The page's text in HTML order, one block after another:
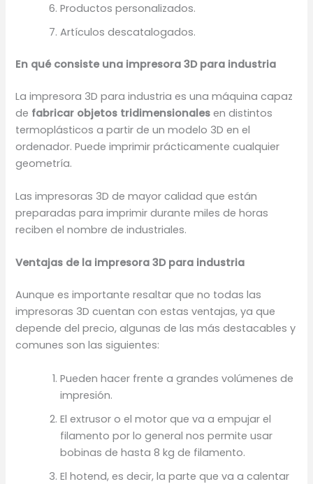
Productos personalizados.
Artículos descatalogados.
En qué consiste una impresora 3D para industria
La impresora 3D para industria es una máquina capaz
de fabricar objetos tridimensionalesen distintos
termoplásticos a partir de un modelo 3D en el
ordenador. Puede imprimir prácticamente cualquier
geometría.
Las impresoras 3D de mayor calidad que están
preparadas para imprimir durante miles de horas
reciben el nombre de industriales.
Ventajas de la impresora 3D para industria
Aunque es importante resaltar que no todas las
impresoras 3D cuentan con estas ventajas, ya que
depende del precio, algunas de las más destacables y
comunes son las siguientes:
Pueden hacer frente a grandes volúmenes de
impresión.
El extrusor o el motor que va a empujar el
filamento por lo general nos permite usar
bobinas de hasta 8 kg de filamento.
El hotend, es decir, la parte que va a calentar